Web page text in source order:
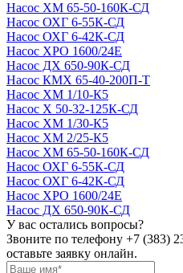
Насос ХМ 65-50-160К-СД
Насос ОХГ 6-55К-СД
Насос ОХГ 6-42К-СД
Насос ХРО 1600/24Е
Насос ДХ 650-90К-СД
Насос КМХ 65-40-200П-Т
Насос ХМ 1/10-К5
Насос Х 50-32-125К-СД
Насос ХМ 1/30-К5
Насос ХМ 2/25-К5
Насос ХМ 65-50-160К-СД
Насос ОХГ 6-55К-СД
Насос ОХГ 6-42К-СД
Насос ХРО 1600/24Е
Насос ДХ 650-90К-СД
У вас остались вопросы?
Звоните по телефону +7 (383)
оставьте заявку онлайн.